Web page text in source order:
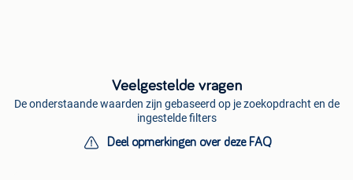
Veelgestelde vragen
De onderstaande waarden zijn gebaseerd op je zoekopdracht en de
ingestelde filters
Deel opmerkingen over deze FAQ